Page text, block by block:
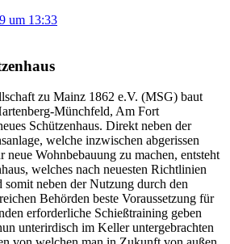
um 13:33
zu Mainz 1862 e.V. (MSG) baut
Münchfeld, Am Fort
Schützenhaus. Direkt neben der
welche inzwischen abgerissen
neue Wohnbebauung zu machen, entsteht
welches nach neuesten Richtlinien
somit neben der Nutzung durch den
Behörden beste Voraussetzung für
erforderliche Schießtraining geben
unterirdisch im Keller untergebrachten